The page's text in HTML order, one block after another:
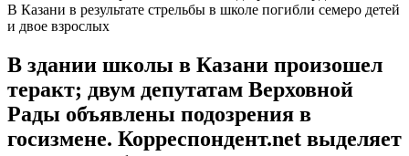
В Казани в результате стрельбы в школе погибли семеро детей
и двое взрослых
В здании школы в Казани произошел
теракт; двум депутатам Верховной
Рады объявлены подозрения в
госизмене. Корреспондент.net выделяет